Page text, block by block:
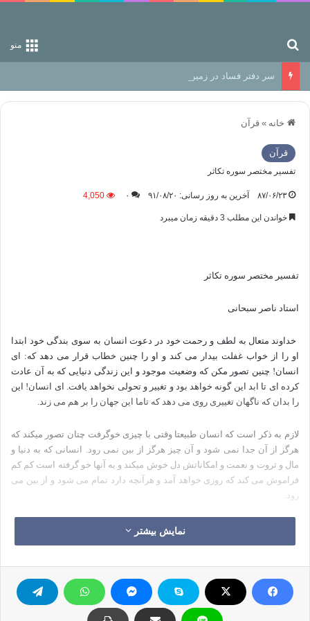
منو
سر دفتر فساد در زمین‌، دوری وکناره‌گیری از راه خداست‌!
خانه » قرآن
قرآن
تفسیر مختصر سوره تکاثر
۸۷/۰۶/۲۳ آخرین به روز رسانی: ۹۱/۰۸/۲۰ ۰ 4,050
خواندن این مطلب 3 دقیقه زمان میبرد
تفسیر مختصر سوره تکاثر
استاد ناصر سبحانی
خداوند متعال به لطف و رحمت خود در دعوت انسان به سوی بندگی خود ابتدا
او را از خواب غفلت بیدار می کند و او را چنین خطاب قرار می دهد که: ای
انسان! چنین تصور مکن که وضعیت موجود و این زندگی دنیایی که به آن عادت
کرده ای تا ابد این گونه خواهد بود و تغییر و تحولی نخواهد یافت. ای انسان! این
را بدان که ناگهان تغییری روی می دهد که تاما این جهان را بر هم می زند.
لازم به ذکر است که انسان طبیعتا وقتی با چیزی خوگرفت چنان تصور میکند که
هرگز از آن جدا نمی شود و آن چیز هرگز از بین نمی رود. انسانی که به دنیا و
مال و ثروت و نعمت و امکاناتش دل خوش میکند و به آنها خو گرفته است کم کم
فراموش می کند که روزی خواهد آمد و هرآنچه دارد تمام می شود و از بین می
رود.
این جاست که باید از خواب غفلت بیدار شود و به خود بیاید که چنین تصوری
درست نیست. این وضعیت و زندگی روزی از بین می رود. این جهان روزی تغییر
وضعیت دیگر و جهانی دیگر به وجود خواهد آمد که هیچ شباهتی با این دنیا ندارد.
نمایش بیشتر